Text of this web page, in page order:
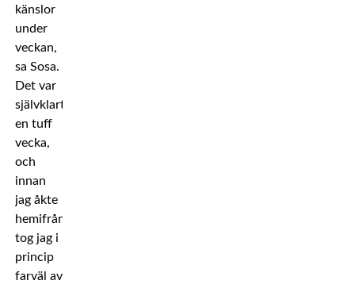
känslor
under
veckan,
sa Sosa.
Det var
självklart
en tuff
vecka,
och
innan
jag åkte
hemifrån
tog jag i
princip
farväl av